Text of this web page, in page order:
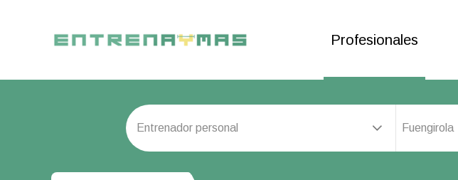
Profesionales
Fuengirola